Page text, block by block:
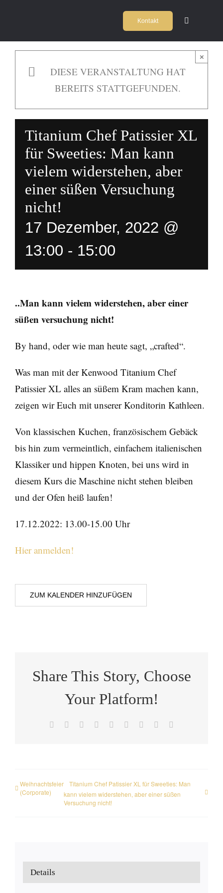
springen
Kontakt
Toggle
DIESE VERANSTALTUNG HAT
BEREITS STATTGEFUNDEN.
×
Titanium Chef Patissier XL
für Sweeties: Man kann
vielem widerstehen, aber
einer süßen Versuchung
nicht!
17 Dezember, 2022 @
13:00 - 15:00
..Man kann vielem widerstehen, aber einer
süßen versuchung nicht!
By hand, oder wie man heute sagt, „crafted“.
Was man mit der Kenwood Titanium Chef
Patissier XL alles an süßem Kram machen kann,
zeigen wir Euch mit unserer Konditorin Kathleen.
Von klassischen Kuchen, französischem Gebäck
bis hin zum vermeintlich, einfachem italienischen
Klassiker und hippen Knoten, bei uns wird in
diesem Kurs die Maschine nicht stehen bleiben
und der Ofen heiß laufen!
17.12.2022: 13.00-15.00 Uhr
Hier anmelden!
ZUM KALENDER HINZUFÜGEN
Share This Story, Choose
Your Platform!
Facebook Reddit LinkedInWhatsApp
TumblrPinterest
Weihnachtsfeier
(Corporate)
Titanium Chef Patissier XL für Sweeties: Man
kann vielem widerstehen, aber einer süßen
Versuchung nicht!
Details